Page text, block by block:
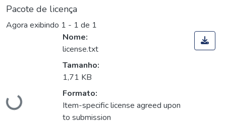
Pacote de licença
Agora exibindo 1 - 1 de 1
Carregando...
Nome:
license.txt
Tamanho:
1,71 KB
Formato:
Item-specific license agreed upon
to submission